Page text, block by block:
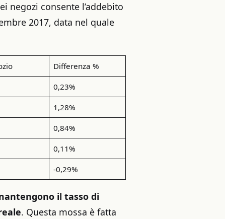
negozi consente l’addebito
2017, data nel quale
Differenza %
0,23%
1,28%
0,84%
0,11%
-0,29%
il tasso di
. Questa mossa è fatta